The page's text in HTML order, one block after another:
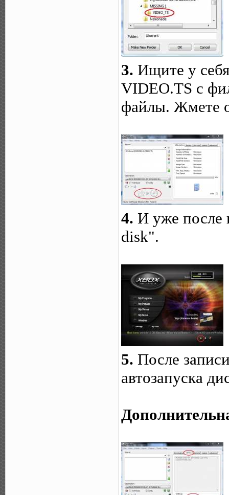
3. Ищите у
VIDEO.TS с
файлы. Жмете
4. И уже после
disk".
5. После
автозапуска